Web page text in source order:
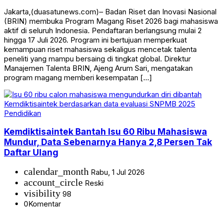
Jakarta,(duasatunews.com)– Badan Riset dan Inovasi Nasional
(BRIN) membuka Program Magang Riset 2026 bagi mahasiswa
aktif di seluruh Indonesia. Pendaftaran berlangsung mulai 2
hingga 17 Juli 2026. Program ini bertujuan memperkuat
kemampuan riset mahasiswa sekaligus mencetak talenta
peneliti yang mampu bersaing di tingkat global. Direktur
Manajemen Talenta BRIN, Ajeng Arum Sari, mengatakan
program magang memberi kesempatan […]
Pendidikan
Kemdiktisaintek Bantah Isu 60 Ribu Mahasiswa
Mundur, Data Sebenarnya Hanya 2,8 Persen Tak
Daftar Ulang
calendar_month Rabu, 1 Jul 2026
account_circle Reski
visibility 98
0Komentar